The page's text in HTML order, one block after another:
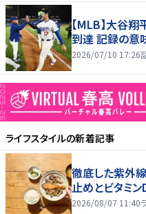
【MLB】大谷
到達 記録の意
2026/07/10 17:26
ライフスタイルの新着記事
徹底した紫外
止めとビタミ
2026/08/07 11:40